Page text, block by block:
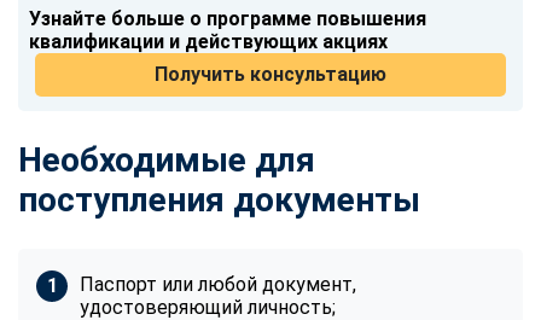
Узнайте больше о программе повышения
квалификации и действующих акциях
Получить консультацию
Необходимые для
поступления документы
Паспорт или любой документ,
удостоверяющий личность;